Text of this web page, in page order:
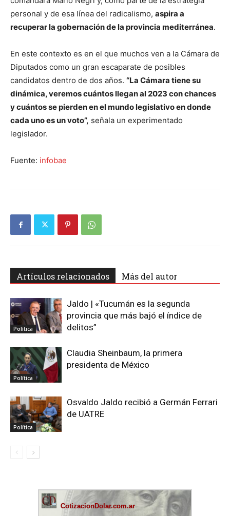
personal y de esa línea del radicalismo, aspira a
recuperar la gobernación de la provincia mediterránea.
En este contexto es en el que muchos ven a la Cámara de
Diputados como un gran escaparate de posibles
candidatos dentro de dos años. “La Cámara tiene su
dinámica, veremos cuántos llegan al 2023 con chances
y cuántos se pierden en el mundo legislativo en donde
cada uno es un voto”, señala un experimentado
legislador.
Fuente: infobae
Artículos relacionados Más del autor
Política
Jaldo | «Tucumán es la segunda
provincia que más bajó el índice de
delitos”
Política
Claudia Sheinbaum, la primera
presidenta de México
Política
Osvaldo Jaldo recibió a Germán Ferrari
de UATRE